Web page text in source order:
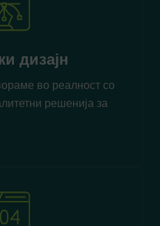
дизајн
во реалност со
решенија за